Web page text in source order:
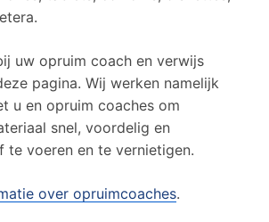
uw opruim coach en verwijs
pagina. Wij werken namelijk
u en opruim coaches om
snel, voordelig en
te voeren en te vernietigen.
over opruimcoaches.